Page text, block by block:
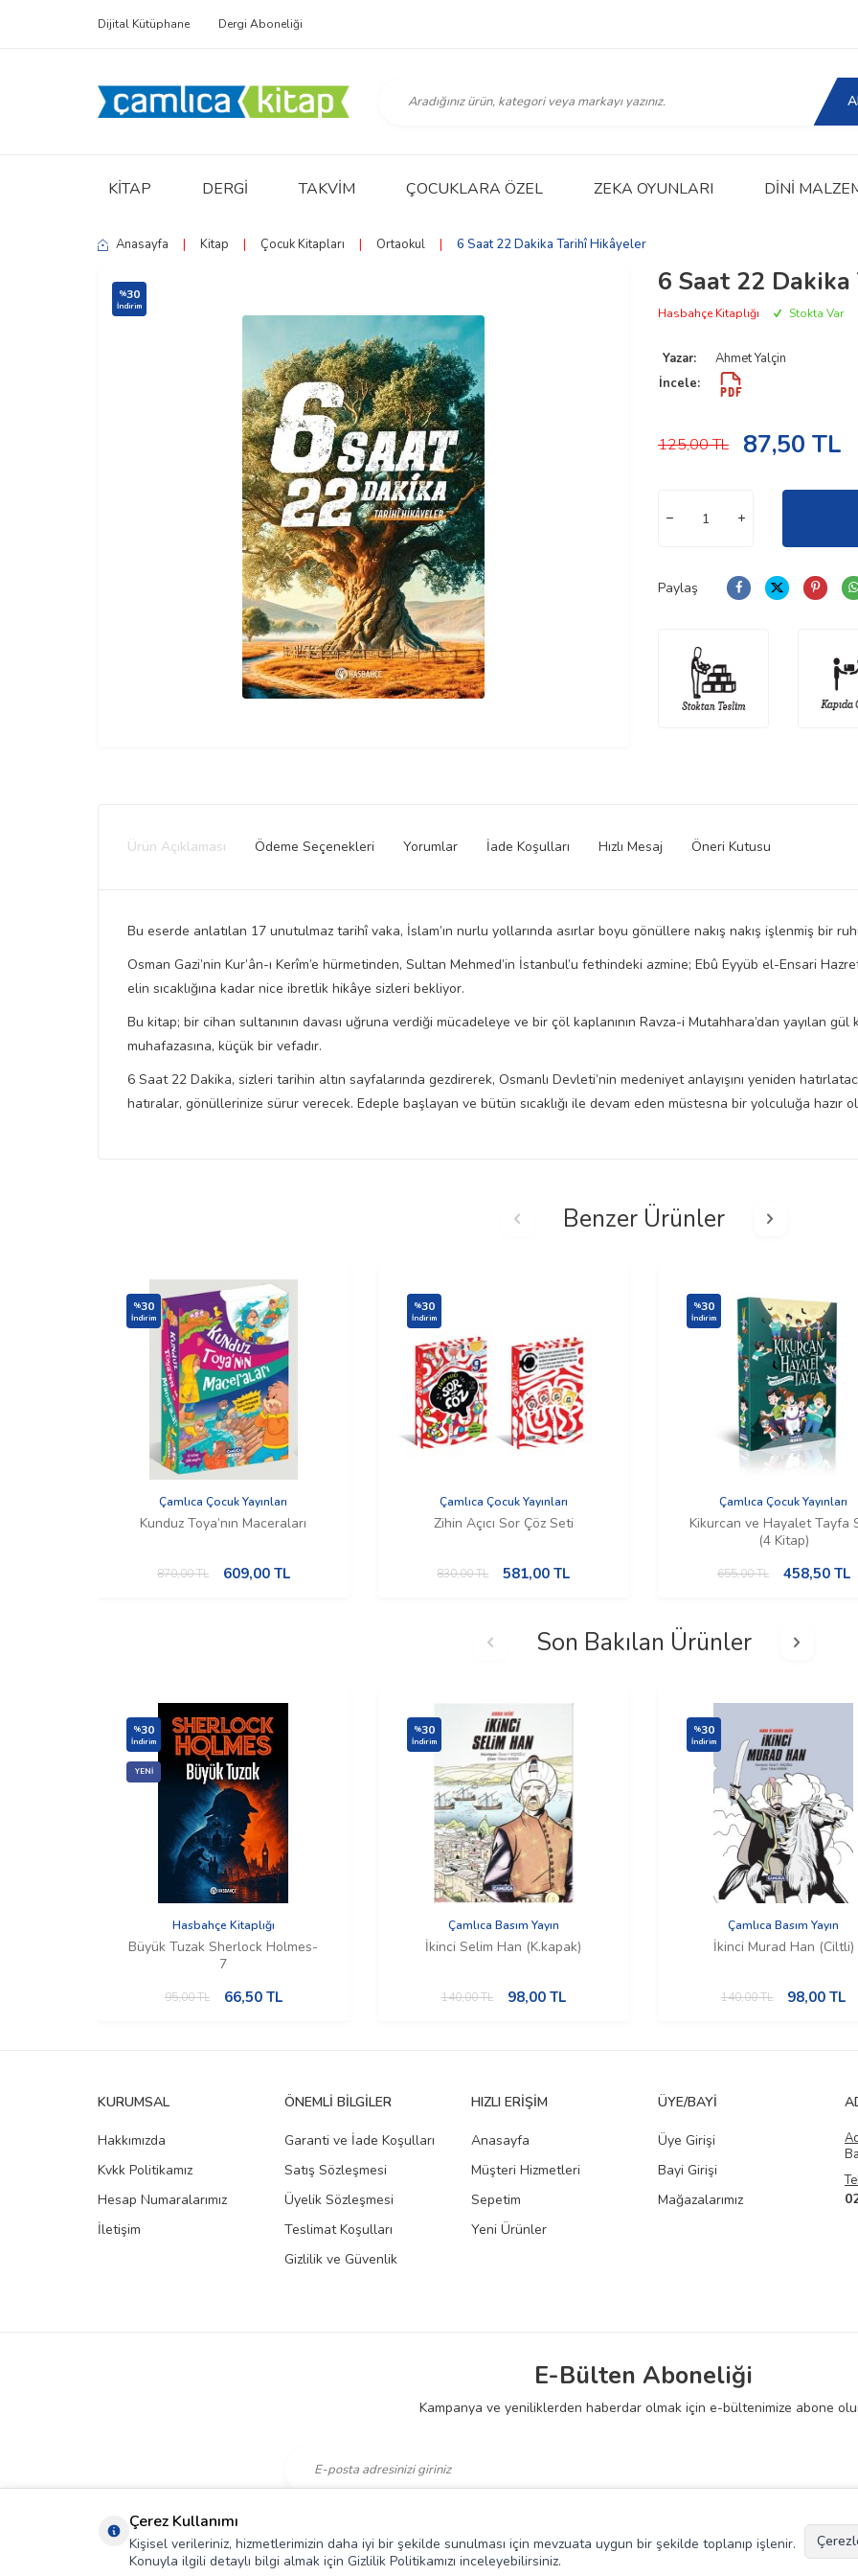
Dijital Kütüphane Dergi Aboneliği
KITAP DERGI TAKVIM ÇOCUKLARA ÖZEL ZEKA OYUNLARI DINI
Anasayfa | Kitap | Çocuk Kitapları | Ortaokul | 6 Saat 22 Dakika Tarihî Hikâyeler
%30
İndirim
6 Saat 22
Hasbahçe Kitaplığı Stokta Var
Yazar:
Ahmet Yalçin
İncele:
125,00TL 87,50 TL
Paylaş
Ürün Açıklaması Ödeme Seçenekleri Yorumlar İade Koşulları Hızlı Mesaj Öneri Kutusu
Bu eserde anlatılan 17 unutulmaz tarihî vaka, İslam’ın nurlu yollarında asırlar boyu gönüllere nakış nakış işlenmiş bir
Osman Gazi’nin Kur’ân-ı Kerîm’e hürmetinden, Sultan Mehmed’in İstanbul’u fethindeki azmine; Ebû Eyyüb el-Ensari
elin sıcaklığına kadar nice ibretlik hikâye sizleri bekliyor.
Bu kitap; bir cihan sultanının davası uğruna verdiği mücadeleye ve bir çöl kaplanının Ravza-i Mutahhara’dan yayılan
muhafazasına, küçük bir vefadır.
6 Saat 22 Dakika, sizleri tarihin altın sayfalarında gezdirerek, Osmanlı Devleti’nin medeniyet anlayışını yeniden
hatıralar, gönüllerinize sürur verecek. Edeple başlayan ve bütün sıcaklığı ile devam eden müstesna bir yolculuğa hazır
Benzer Ürünler
%30
İndirim
Çamlıca Çocuk Yayınları
Kunduz Toya’nın Maceraları
870,00TL 609,00TL
%30
İndirim
Çamlıca Çocuk Yayınları
Zihin Açıcı Sor Çöz Seti
830,00TL 581,00 TL
%30
İndirim
Çamlıca Çocuk Yayınları
Kikurcan ve Hayalet Tayfa
(4 Kitap)
655,00TL 458,50TL
Son Bakılan Ürünler
%30
İndirim
YENI
Hasbahçe Kitaplığı
Büyük Tuzak Sherlock Holmes-
7
95,00TL 66,50TL
%30
İndirim
Çamlıca Basım Yayın
İkinci Selim Han (K.kapak)
140,00TL 98,00TL
%30
İndirim
Çamlıca Basım Yayın
İkinci Murad Han (Ciltli)
140,00TL 98,00 TL
KURUMSAL
Hakkımızda
Kvkk Politikamız
Hesap Numaralarımız
İletişim
ÖNEMLI BILGILER
Garanti ve İade Koşulları
Satış Sözleşmesi
Üyelik Sözleşmesi
Teslimat Koşulları
Gizlilik ve Güvenlik
HIZLI ERIŞIM
Anasayfa
Müşteri Hizmetleri
Sepetim
Yeni Ürünler
ÜYE/BAYI
Üye Girişi
Bayi Girişi
Mağazalarımız
E-Bülten Aboneliği
Kampanya ve yeniliklerden haberdar olmak için e-bültenimize abone
Çerez Kullanımı
Kişisel verileriniz, hizmetlerimizin daha iyi bir şekilde sunulması için mevzuata uygun bir şekilde toplanıp işlenir.
Konuyla ilgili detaylı bilgi almak için Gizlilik Politikamızı inceleyebilirsiniz.